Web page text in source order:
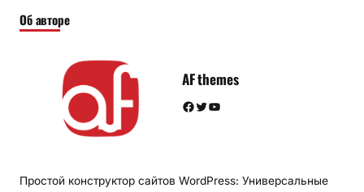
Об авторе
AF themes
Facebook Twitter YouTube
Простой конструктор сайтов WordPress: Универсальные